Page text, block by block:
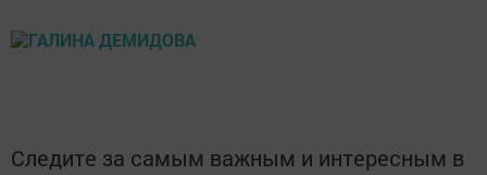
Следите за самым важным и интересным в